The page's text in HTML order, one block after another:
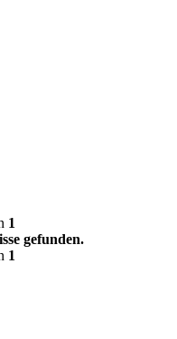
1
gefunden.
1